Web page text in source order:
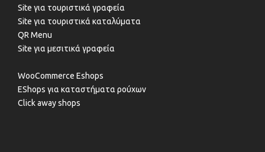
Site για τουριστικά γραφεία
Site για τουριστικά καταλύματα
QR Menu
Site για μεσιτικά γραφεία
WooCommerce Eshops
EShops για καταστήματα ρούχων
Click away shops